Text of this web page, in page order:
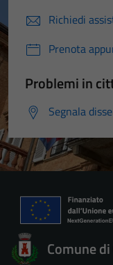
Richiedi
Prenota
Problemi in
Segnala
Comune